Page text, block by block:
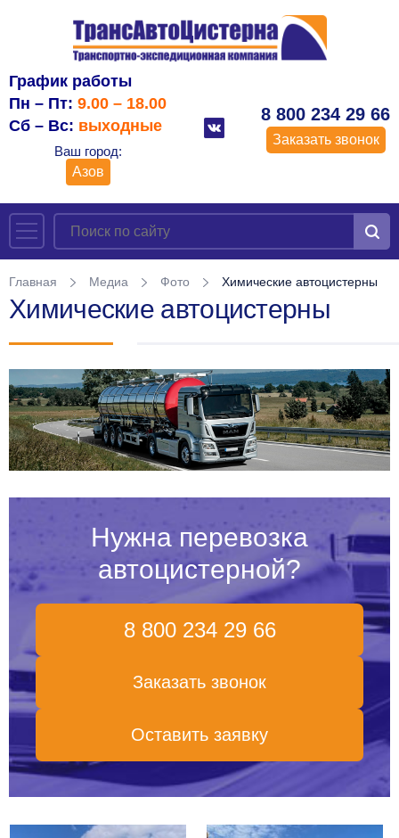
График работы
Пн – Пт: 9.00 – 18.00
Сб – Вс: выходные
Ваш город:
Азов
8 800 234 29 66
Заказать звонок
Главная Медиа Фото Химические автоцистерны
Химические автоцистерны
Нужна перевозка
автоцистерной?
8 800 234 29 66
Заказать звонок
Оставить заявку